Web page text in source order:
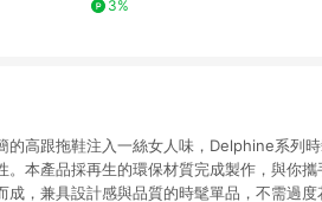
3%
高跟拖鞋注入一絲女人味，Delphine系列
本產品採再生的環保材質完成製作，與你
，兼具設計感與品質的時髦單品，不需過度